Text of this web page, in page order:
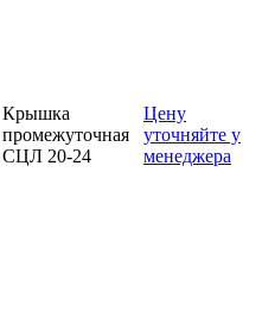
Крышка
промежуточная
СЦЛ 20-24
Цену
уточняйте у
менеджера